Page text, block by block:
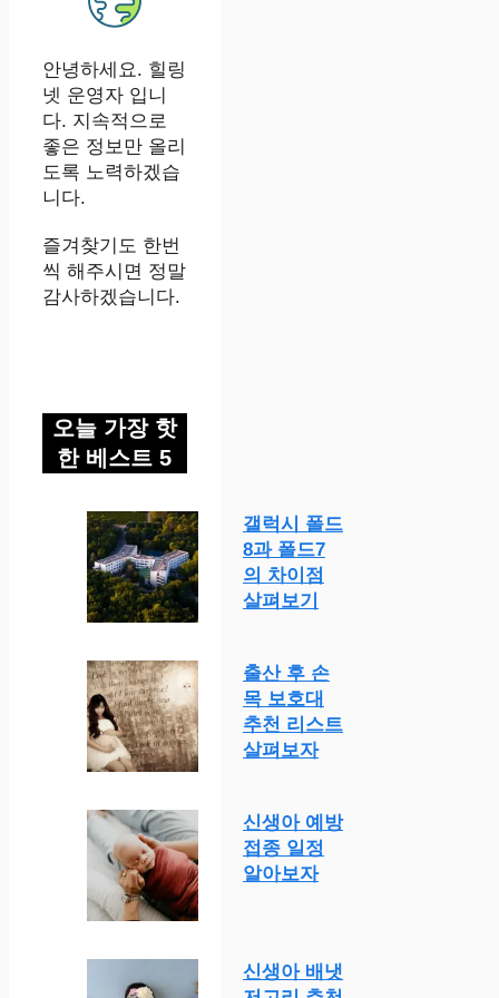
안녕하세요. 힐링
넷 운영자 입니
다. 지속적으로
좋은 정보만 올리
도록 노력하겠습
니다.
즐겨찾기도 한번
씩 해주시면 정말
감사하겠습니다.
오늘 가장 핫
한 베스트 5
갤럭시 폴드
8과 폴드7
의 차이점
살펴보기
출산 후 손
목 보호대
추천 리스트
살펴보자
신생아 예방
접종 일정
알아보자
신생아 배냇